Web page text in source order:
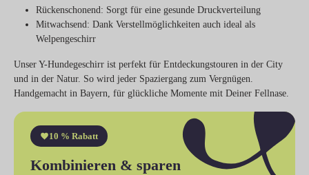
Rückenschonend: Sorgt für eine gesunde Druckverteilung
Mitwachsend: Dank Verstellmöglichkeiten auch ideal als
Welpengeschirr
Unser Y-Hundegeschirr ist perfekt für Entdeckungstouren in der City
und in der Natur. So wird jeder Spaziergang zum Vergnügen.
Handgemacht in Bayern, für glückliche Momente mit Deiner Fellnase.
10 % Rabatt
Kombinieren & sparen